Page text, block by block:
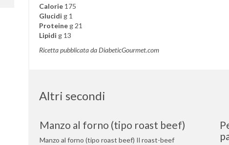
Calorie 175
Glucidi g 1
Proteine g 21
Lipidi g 13
Ricetta pubblicata da DiabeticGourmet.com
Altri secondi
Manzo al forno (tipo roast beef)
Manzo al forno (tipo roast beef) Il roast-beef